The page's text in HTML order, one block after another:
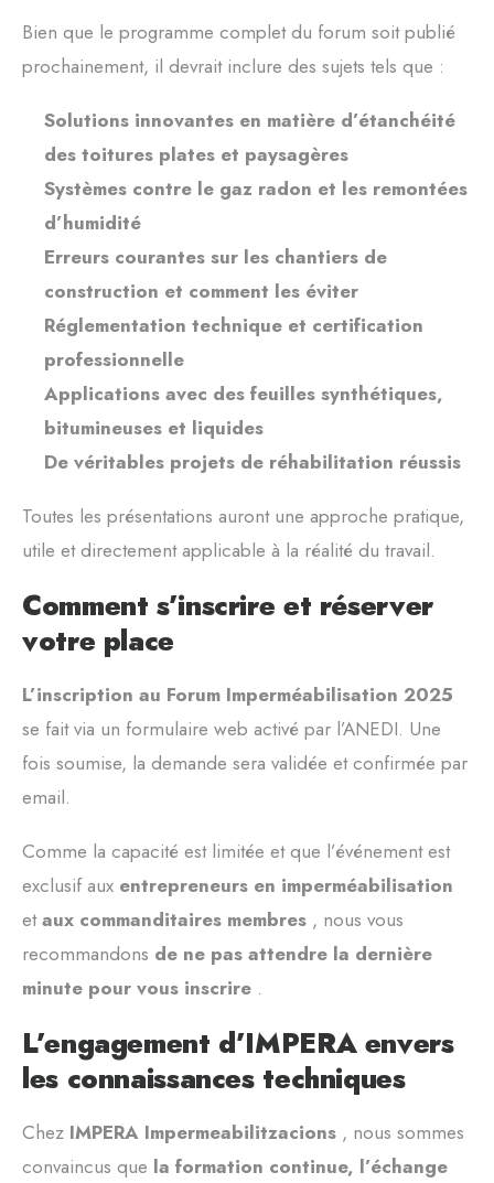
Bien que le programme complet du forum soit publié
prochainement, il devrait inclure des sujets tels que :
Solutions innovantes en matière d’étanchéité
des toitures plates et paysagères
Systèmes contre le gaz radon et les remontées
d’humidité
Erreurs courantes sur les chantiers de
construction et comment les éviter
Réglementation technique et certification
professionnelle
Applications avec des feuilles synthétiques,
bitumineuses et liquides
De véritables projets de réhabilitation réussis
Toutes les présentations auront une approche pratique,
utile et directement applicable à la réalité du travail.
Comment s’inscrire et réserver
votre place
L’inscription au Forum Imperméabilisation 2025
se fait via un formulaire web activé par l’ANEDI. Une
fois soumise, la demande sera validée et confirmée par
email.
Comme la capacité est limitée et que l’événement est
exclusif aux entrepreneurs en imperméabilisation
etaux commanditaires membres , nous vous
recommandons de ne pas attendre la dernière
minute pour vous inscrire .
L’engagement d’IMPERA envers
les connaissances techniques
Chez IMPERA Impermeabilitzacions , nous sommes
convaincus que la formation continue, l’échange